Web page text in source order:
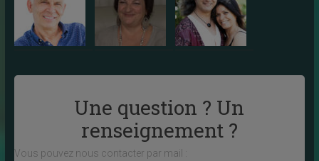
Une question ? Un
renseignement ?
Vous pouvez nous contacter par mail :